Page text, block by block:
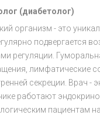
(диабетолог)
организм - это
подвергается
регуляции.
лимфатические
секреции. Врач
работают
пациентам